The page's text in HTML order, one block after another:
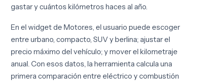
gastar y cuántos kilómetros haces al año.
En el widget de Motor.es, el usuario puede escoger
entre urbano, compacto, SUV y berlina; ajustar el
precio máximo del vehículo; y mover el kilometraje
anual. Con esos datos, la herramienta calcula una
primera comparación entre eléctrico y combustión